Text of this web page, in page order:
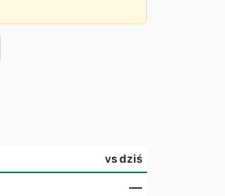
vs dziś
—